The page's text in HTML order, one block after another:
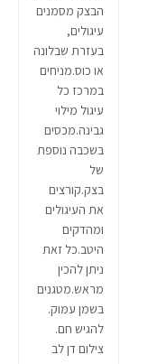
הבצק מסמנים
עיגולים,
בעזרת שבלונה
או כוס.מניחים
במרכז כל
עיגול מילוי
גבינה.מכסים
בשכבה נוספת
של
בצק.קורצים
את העיגולים
ומהדקים
היטב.כל זאת
ניתן להכין
מראש.מטגנים
בשמן עמוק.
להגיש חם.
צילום דן לב